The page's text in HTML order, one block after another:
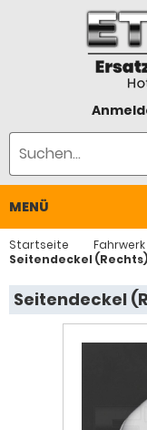
MENÜ
Startseite Fahrwerk
Seitendeckel (Rechts)
Seitendeckel